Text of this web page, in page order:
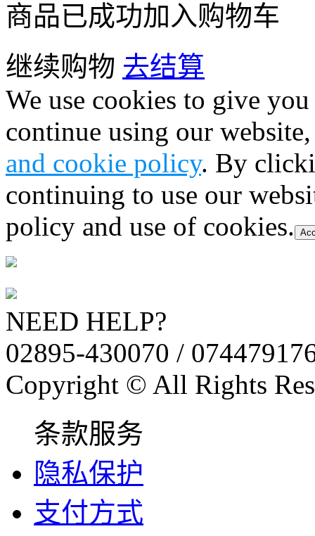
商品已成功加入购物车
继续购物 去结算
We use cookies to give
continue using our
and cookie policy. By
continuing to use our
policy and use of cookies.
NEED HELP?
02895-430070 /
Copyright © All Rights
条款服务
隐私保护
支付方式